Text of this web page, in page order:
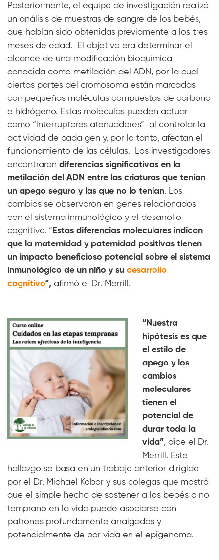
Posteriormente, el equipo de investigación realizó
un análisis de muestras de sangre de los bebés,
que habían sido obtenidas previamente a los tres
meses de edad. El objetivo era determinar el
alcance de una modificación bioquímica
conocida como metilación del ADN, por la cual
ciertas partes del cromosoma están marcadas
con pequeñas moléculas compuestas de carbono
e hidrógeno. Estas moléculas pueden actuar
como “interruptores atenuadores” al controlar la
actividad de cada gen y, por lo tanto, afectan el
funcionamiento de las células.
Los investigadores
encontraron diferencias significativas en la
metilación del ADN entre las criaturas que tenían
un apego seguro y las que no lo tenían. Los
cambios se observaron en genes relacionados
con el sistema inmunológico y el desarrollo
cognitivo. “ Estas diferencias moleculares indican
que la maternidad y paternidad positivas tienen
un impacto beneficioso potencial sobre el sistema
inmunológico de un niño y su desarrollo
cognitivo“, afirmó el Dr. Merrill.
“Nuestra
hipótesis es que
el estilo de
apego y los
cambios
moleculares
tienen el
potencial de
durar toda la
vida”, dice el Dr.
Merrill. Este
hallazgo se basa en un trabajo anterior dirigido
por el Dr. Michael Kobor y sus colegas que mostró
que el simple hecho de sostener a los bebés o no
temprano en la vida puede asociarse con
patrones profundamente arraigados y
potencialmente de por vida en el epigenoma.